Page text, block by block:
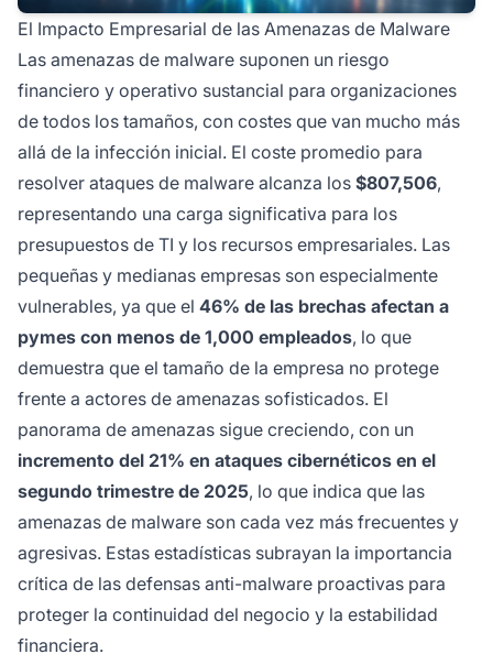
El Impacto Empresarial de las Amenazas de Malware
Las amenazas de malware suponen un riesgo
financiero y operativo sustancial para organizaciones
de todos los tamaños, con costes que van mucho más
allá de la infección inicial. El coste promedio para
resolver ataques de malware alcanza los $807,506,
representando una carga significativa para los
presupuestos de TI y los recursos empresariales. Las
pequeñas y medianas empresas son especialmente
vulnerables, ya que el 46% de las brechas afectan a
pymes con menos de 1,000 empleados, lo que
demuestra que el tamaño de la empresa no protege
frente a actores de amenazas sofisticados. El
panorama de amenazas sigue creciendo, con un
incremento del 21% en ataques cibernéticos en el
segundo trimestre de 2025, lo que indica que las
amenazas de malware son cada vez más frecuentes y
agresivas. Estas estadísticas subrayan la importancia
crítica de las defensas anti-malware proactivas para
proteger la continuidad del negocio y la estabilidad
financiera.